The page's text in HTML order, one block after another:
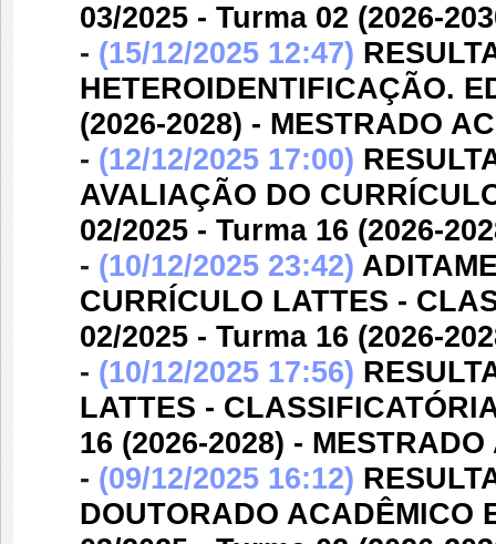
03/2025 - Turma 02 (2026-
- (15/12/2025 12:47)
HETEROIDENTIFICAÇÃO.
(2026-2028) - MESTRADO
- (12/12/2025 17:00)
AVALIAÇÃO DO
02/2025 - Turma 16 (2026-
- (10/12/2025 23:42)
CURRÍCULO LATTES -
02/2025 - Turma 16 (2026-
- (10/12/2025 17:56)
LATTES -
16 (2026-2028) -
- (09/12/2025 16:12)
DOUTORADO ACADÊMICO